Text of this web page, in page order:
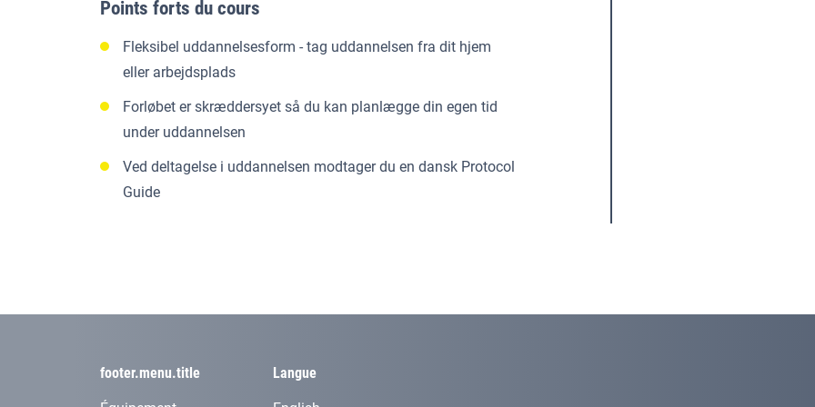
Points forts du cours
Fleksibel uddannelsesform - tag uddannelsen fra dit hjem
eller arbejdsplads
Forløbet er skræddersyet så du kan planlægge din egen tid
under uddannelsen
Ved deltagelse i uddannelsen modtager du en dansk Protocol
Guide
footer.menu.title Langue